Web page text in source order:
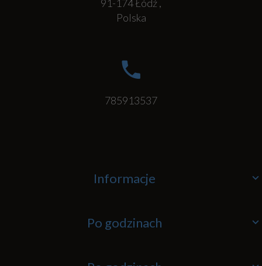
91-174Łódź,
Polska
785913537
Informacje
Po godzinach